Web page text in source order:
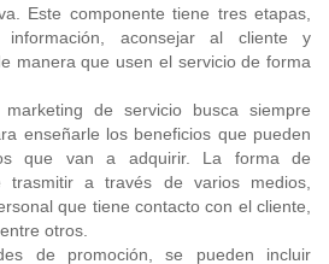
Este componente tiene tres etapas,
información, aconsejar al cliente y
manera que usen el servicio de forma
de servicio busca siempre
enseñarle los beneficios que pueden
que van a adquirir. La forma de
trasmitir a través de varios medios,
que tiene contacto con el cliente,
otros.
de promoción, se pueden incluir